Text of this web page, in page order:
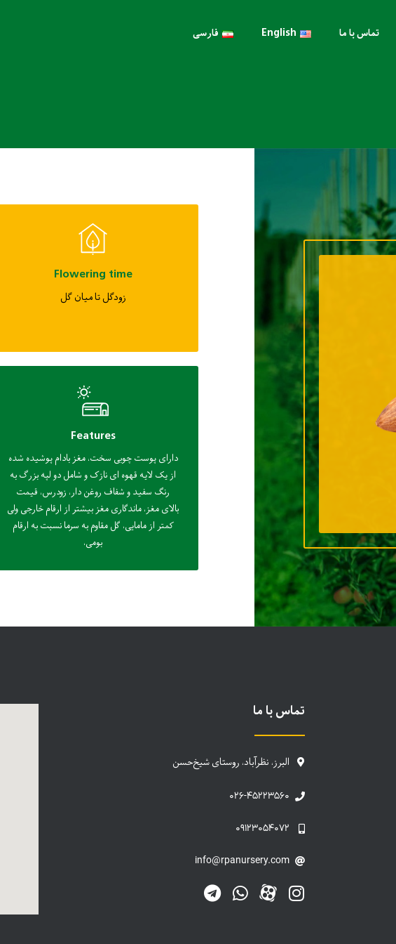
تماس با ما English فارسی
Flowering time
زودگل تا میان گل
Features
دارای پوست چوبی سخت، مغز بادام پوشیده شده
از یک لایه قهوه ای نازک و شامل دو لپه بزرگ به
رنگ سفید و شفاف روغن دار، زودرس، قیمت
بالای مغز، ماندگاری مغز بیشتر از ارقام خارجی ولی
کمتر از مامایی، گل مقاوم به سرما نسبت به ارقام
بومی،
تماس با ما
البرز، نظرآباد، روستای شیخ‌حسن
۰۲۶-۴۵۲۲۳۵۶۰
۰۹۱۲۳۰۵۴۰۷۲
info@rpanursery.com